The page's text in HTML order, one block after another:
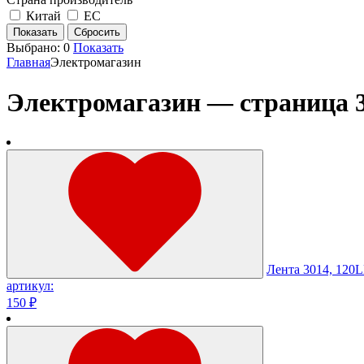
Китай
ЕС
Выбрано: 0 Показать
ГлавнаяЭлектромагазин
Электромагазин — страница
Лента 3014,
артикул:
150 ₽